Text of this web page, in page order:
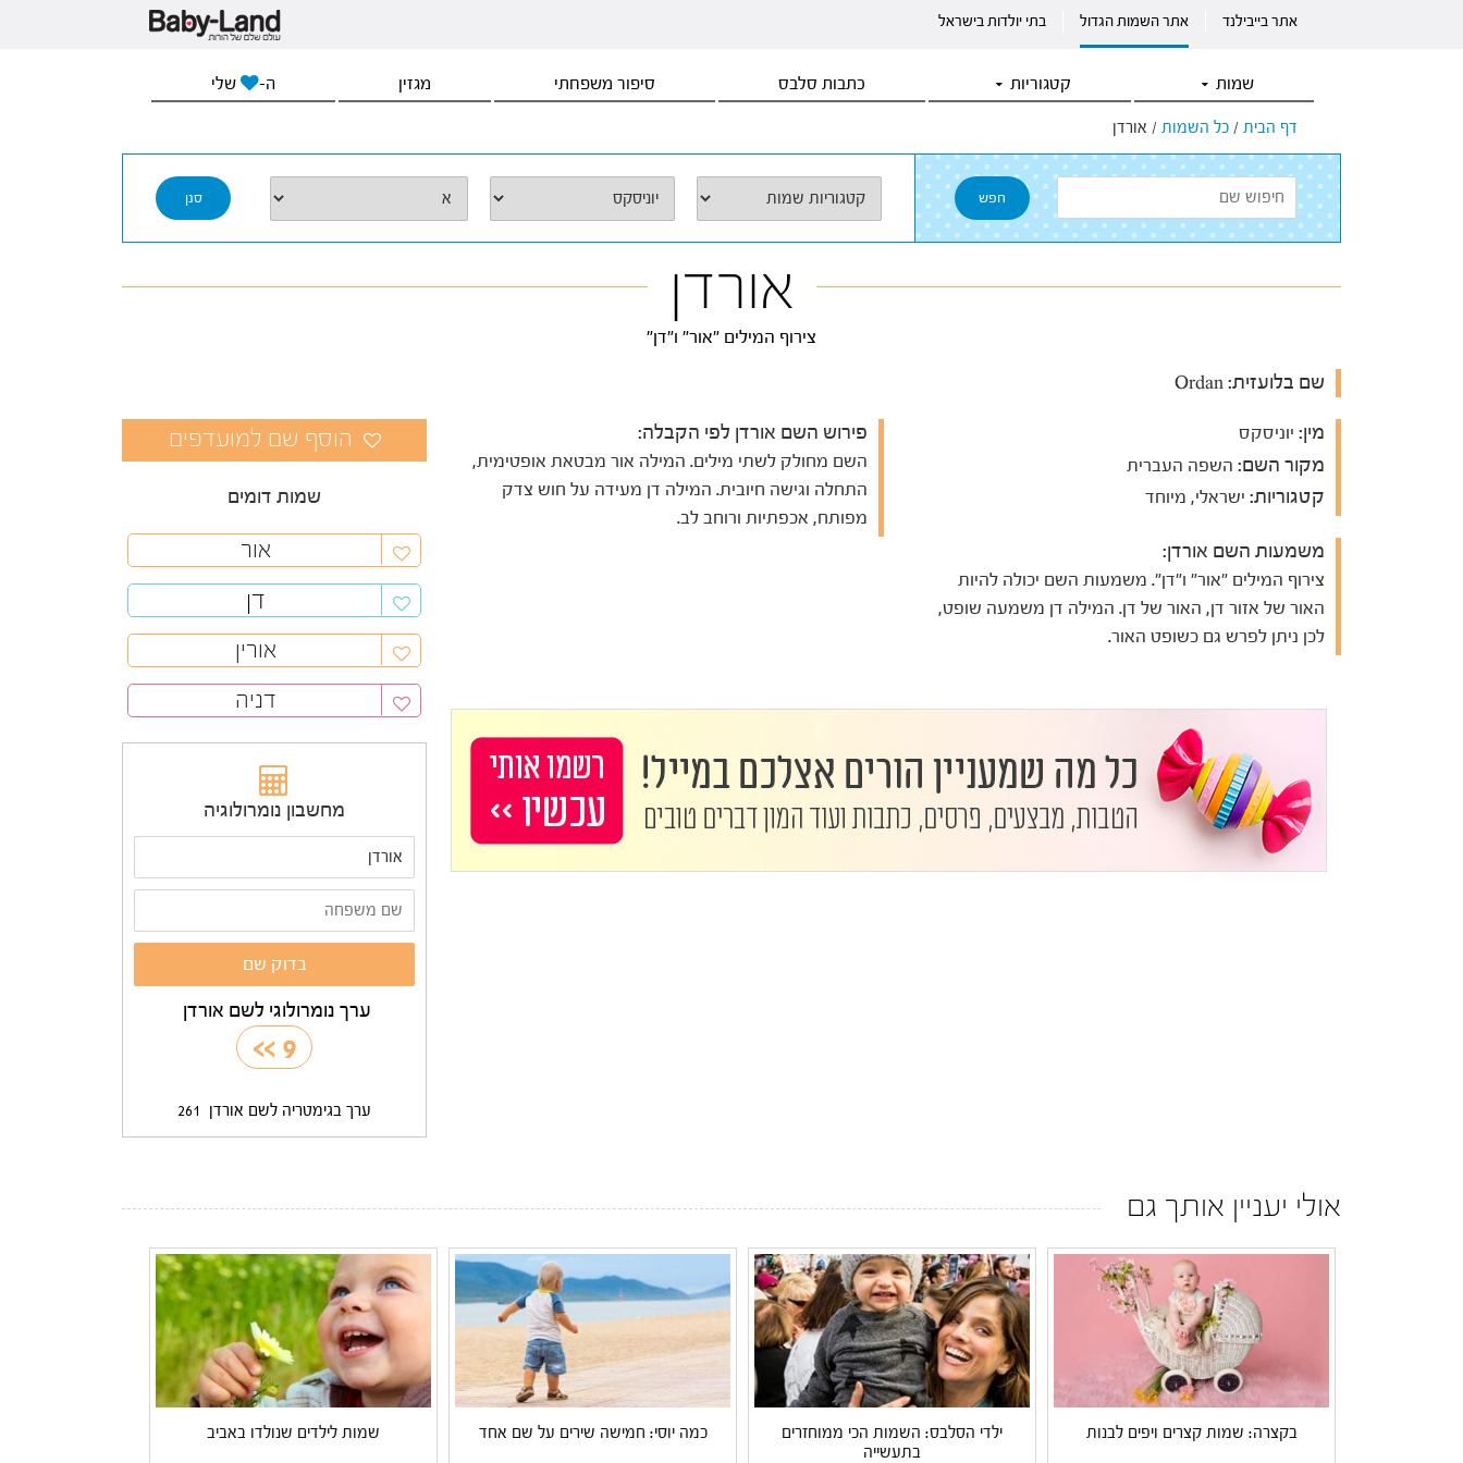
אתר בייבילנד אתר השמות הגדול בתי יולדות בישראל
שמות קטגוריות כתבות סלבס סיפור משפחתי מגזין ה- שלי
דף הבית / כל השמות / אורדן
אורדן
צירוף המילים "אור" ו"דן"
שם בלועזית:
מין: יוניסקס
מקור השם: השפה העברית
קטגוריות: ישראלי, מיוחד
משמעות השם אורדן:
צירוף המילים "אור" ו"דן". משמעות השם יכולה להיות
האור של אזור דן, האור של דן. המילה דן משמעה שופט,
לכן ניתן לפרש גם כשופט האור.
פירוש השם אורדן לפי הקבלה:
השם מחולק לשתי מילים. המילה אור מבטאת אופטימית,
התחלה וגישה חיובית. המילה דן מעידה על חוש צדק
מפותח, אכפתיות ורוחב לב.
שמות דומים
אור
דן
אורין
דניה
מחשבון נומרולוגיה
ערך נומרולוגי לשם אורדן
9
>>
ערך בגימטריה לשם אורדן 261
אולי יעניין אותך גם
בקצרה: שמות קצרים ויפים לבנות
ילדי הסלבס: השמות הכי ממוחזרים
בתעשייה
כמה יוסי: חמישה שירים על שם אחד שמות לילדים שנולדו באביב